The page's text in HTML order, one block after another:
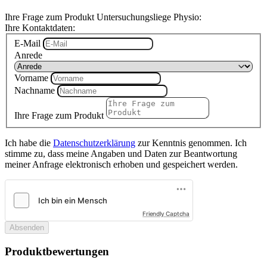
Ihre Frage zum Produkt Untersuchungsliege Physio:
Ihre Kontaktdaten:
E-Mail
Anrede
Vorname
Nachname
Ihre Frage zum Produkt
Ich habe die Datenschutzerklärung zur Kenntnis genommen. Ich
stimme zu, dass meine Angaben und Daten zur Beantwortung
meiner Anfrage elektronisch erhoben und gespeichert werden.
Friendly Captcha
Absenden
Produktbewertungen